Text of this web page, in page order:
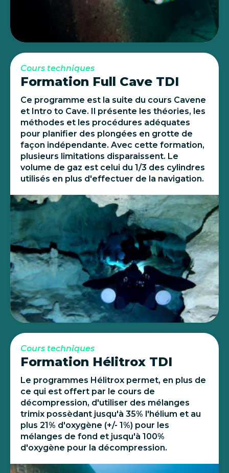
Cours techniques
Formation Full Cave TDI
Ce programme est la suite du cours Cavene
et Intro to Cave. Il présente les théories, les
méthodes et les procédures adéquates
pour planifier des plongées en grotte de
façon indépendante. Avec cette formation,
plusieurs limitations disparaissent. Le
volume de gaz est celui du 1/3 des cylindres
utilisés en plus d'effectuer de la navigation.
Cours techniques
Formation Hélitrox TDI
Le programmes Hélitrox permet, en plus de
ce qui est offert par le cours de
décompression, d'utiliser des mélanges
trimix possèdant jusqu'à 35% l'hélium et au
plus 21% d'oxygène (+/- 1%) pour les
mélanges de fond et jusqu'à 100%
d'oxygène pour la décompression.